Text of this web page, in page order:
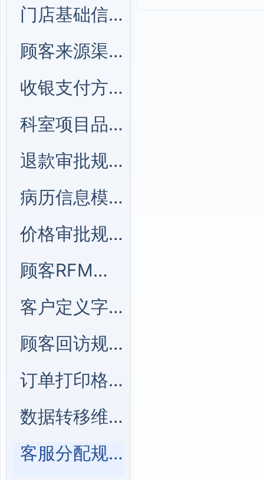
门店基础信息管理
顾客来源渠道管理
收银支付方式管理
科室项目品类管理
退款审批规则管理
病历信息模块管理
价格审批规则管理
顾客RFM模型管理
客户定义字段管理
顾客回访规则管理
订单打印格式管理
数据转移维护管理
客服分配规则管理